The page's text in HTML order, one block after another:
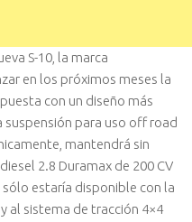
S-10, la marca
en los próximos meses la
con un diseño más
suspensión para uso off road
mantendrá sin
2.8 Duramax de 200 CV
estaría disponible con la
al sistema de tracción 4×4